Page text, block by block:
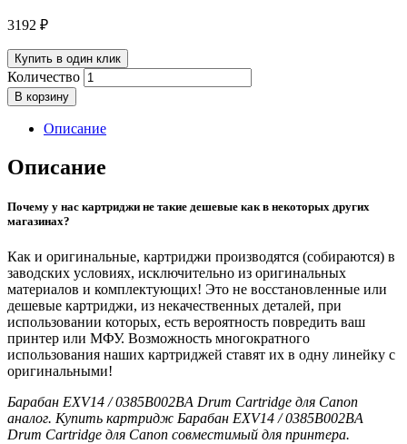
3192 ₽
Купить в один клик
Количество
В корзину
Описание
Описание
Почему у нас картриджи не такие дешевые как в некоторых других
магазинах?
Как и оригинальные, картриджи производятся (собираются) в
заводских условиях, исключительно из оригинальных
материалов и комплектующих! Это не восстановленные или
дешевые картриджи, из некачественных деталей, при
использовании которых, есть вероятность повредить ваш
принтер или МФУ. Возможность многократного
использования наших картриджей ставят их в одну линейку с
оригинальными!
Барабан EXV14 / 0385B002BA Drum Cartridge для Canon
аналог. Купить картридж Барабан EXV14 / 0385B002BA
Drum Cartridge для Canon совместимый для принтера.